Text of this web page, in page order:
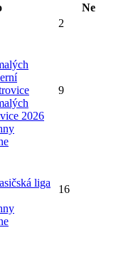
Ne
2
2026
9
liga
16